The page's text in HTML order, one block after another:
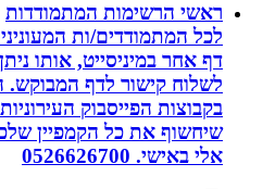
ראשי הרשימות המתמודדות
לכל המתמודדים/ות המעונינים/
דף אחר במיניסייט, אותו ניתן
לשלוח קישור לדף המבוקש.
בקבוצות הפייסבוק העירוניות.
אלי באישי. 0526626700